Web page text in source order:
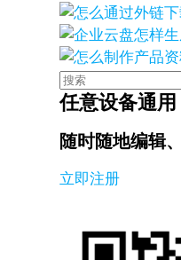
任意设备通用
随时随地编辑
立即注册